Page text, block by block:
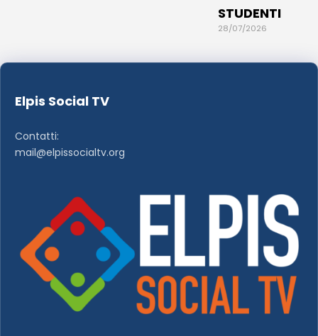
STUDENTI
28/07/2026
Elpis Social TV
Contatti:
mail@elpissocialtv.org